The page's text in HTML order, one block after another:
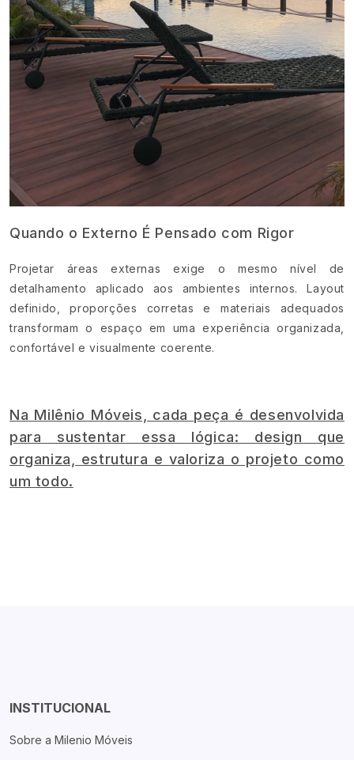
Quando o Externo É Pensado com Rigor
Projetar áreas externas exige o mesmo nível de
detalhamento aplicado aos ambientes internos. Layout
definido, proporções corretas e materiais adequados
transformam o espaço em uma experiência organizada,
confortável e visualmente coerente.
Na Milênio Móveis, cada peça é desenvolvida
para sustentar essa lógica: design que
organiza, estrutura e valoriza o projeto como
um todo.
INSTITUCIONAL
Sobre a Milenio Móveis